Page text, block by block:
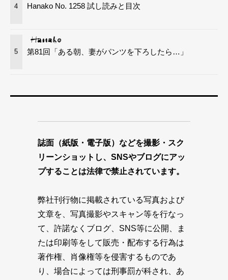
4 Hanako No. 1258 試し読みと目次
5 第81回「ある朝、妻がパンツを下ろしたら…」
誌面（紙版・電子版）などを撮影・スク
リーンショットし、SNSやブログにアッ
プすることは法律で禁止されています。
弊社刊行物に掲載されている写真および
文章を、写真撮影やスキャン等を行なっ
て、許諾なくブログ、SNS等に公開、ま
たは印刷等をして販売・配布する行為は
著作権、肖像権等を侵害するものであ
り、場合によっては刑事罰が科され、あ